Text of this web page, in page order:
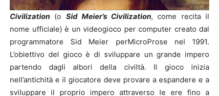
Civilization (o Sid Meier’s Civilization, come recita il
nome ufficiale) è un videogioco per computer creato dal
programmatore Sid Meier perMicroProse nel 1991.
L’obiettivo del gioco è di sviluppare un grande impero
partendo dagli albori della civiltà. Il gioco inizia
nell’antichità e il giocatore deve provare a espandere e a
sviluppare il proprio impero attraverso le ere fino a